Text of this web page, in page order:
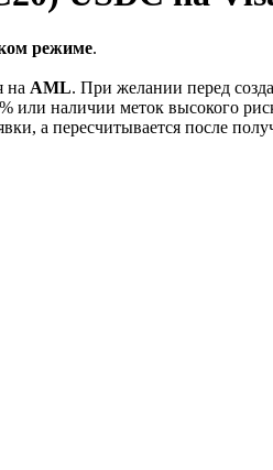
режиме.
на AML. При желании перед
или наличии меток высокого
а пересчитывается после